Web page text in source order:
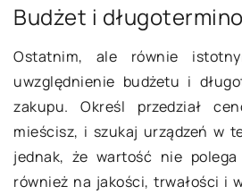
Budżet i
Ostatnim, ale równie
uwzględnienie budżetu i
zakupu. Określ przedział
mieścisz, i szukaj urządzeń w
jednak, że wartość nie
również na jakości, trwałości i